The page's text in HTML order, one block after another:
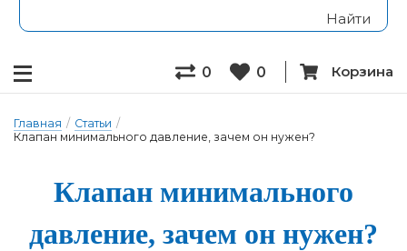
0 0 Корзина
Главная / Статьи /
Клапан минимального давление, зачем он нужен?
Клапан мини­маль­но­го
дав­ле­ние, за­чем он ну­жен?